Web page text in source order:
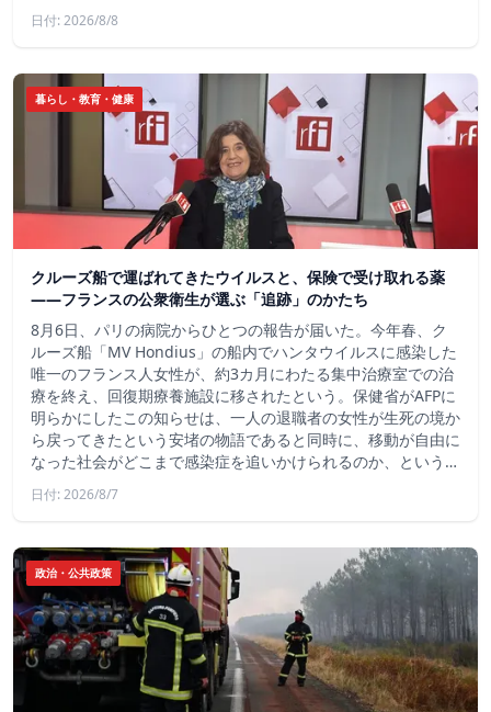
日付: 2026/8/8
暮らし・教育・健康
クルーズ船で運ばれてきたウイルスと、保険で受け取れる薬
――フランスの公衆衛生が選ぶ「追跡」のかたち
8月6日、パリの病院からひとつの報告が届いた。今年春、ク
ルーズ船「MV Hondius」の船内でハンタウイルスに感染した
唯一のフランス人女性が、約3カ月にわたる集中治療室での治
療を終え、回復期療養施設に移されたという。保健省がAFPに
明らかにしたこの知らせは、一人の退職者の女性が生死の境か
ら戻ってきたという安堵の物語であると同時に、移動が自由に
なった社会がどこまで感染症を追いかけられるのか、という…
日付: 2026/8/7
政治・公共政策